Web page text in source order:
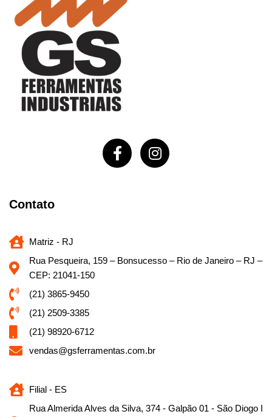
Contato
Matriz - RJ
Rua Pesqueira, 159 – Bonsucesso – Rio de Janeiro – RJ –
CEP: 21041-150
(21) 3865-9450
(21) 2509-3385
(21) 98920-6712
vendas@gsferramentas.com.br
Filial - ES
Rua Almerida Alves da Silva, 374 - Galpão 01 - São Diogo I